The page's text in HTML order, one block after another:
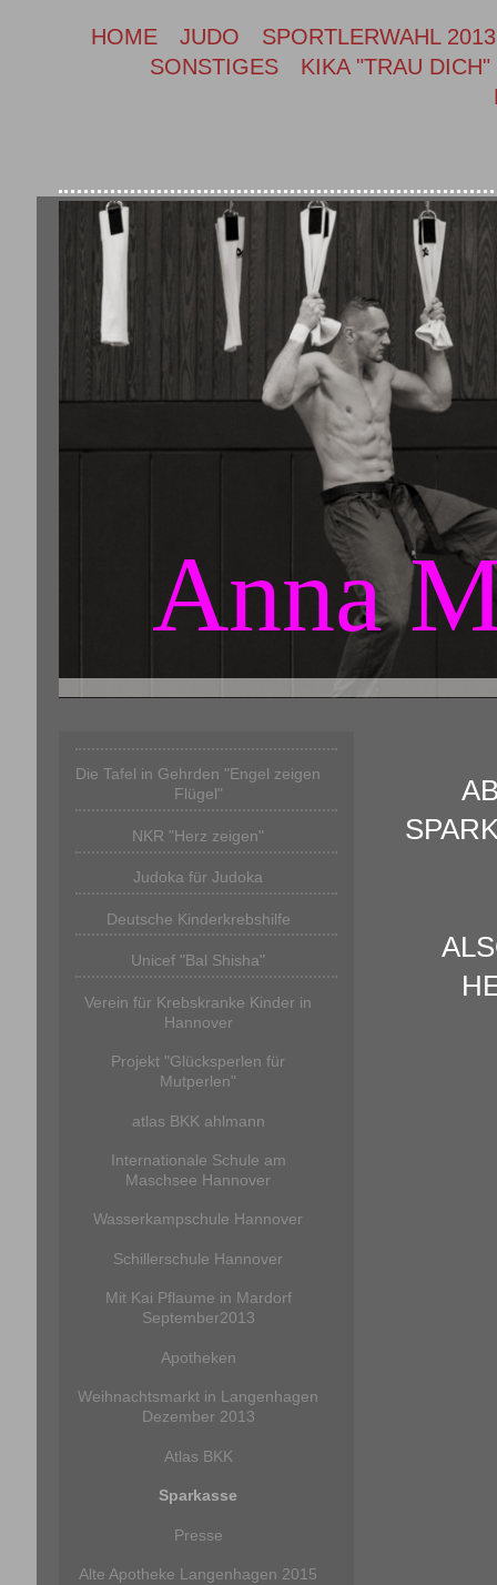
HOME JUDO
SPORTLERWAHL 2013
SONSTIGES
KIKA "TRAU DICH"
Anna
Die Tafel in Gehrden "Engel zeigen
Flügel"
NKR "Herz zeigen"
Judoka für Judoka
Deutsche Kinderkrebshilfe
Unicef "Bal Shisha"
Verein für Krebskranke Kinder in
Hannover
Projekt "Glücksperlen für
Mutperlen"
atlas BKK ahlmann
Internationale Schule am
Maschsee Hannover
Wasserkampschule Hannover
Schillerschule Hannover
Mit Kai Pflaume in Mardorf
September2013
Apotheken
Weihnachtsmarkt in Langenhagen
Dezember 2013
Atlas BKK
Sparkasse
Presse
Alte Apotheke Langenhagen 2015